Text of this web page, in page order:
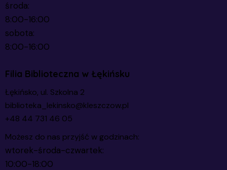
środa:
8:00-16:00
sobota:
8:00-16:00
Filia Biblioteczna w Łękińsku
Łękińsko, ul. Szkolna 2
biblioteka_lekinsko@kleszczow.pl
+48 44 731 46 05
Możesz do nas przyjść w godzinach:
wtorek-środa-czwartek:
10:00-18:00